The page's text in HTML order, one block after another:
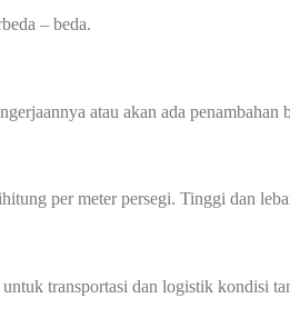
– beda.
atau akan ada penambahan
per meter persegi. Tinggi dan
transportasi dan logistik kondisi